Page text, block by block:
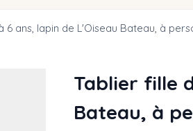
6 ans, lapin de L'Oiseau Bateau, à
Tablier fille
Bateau, à